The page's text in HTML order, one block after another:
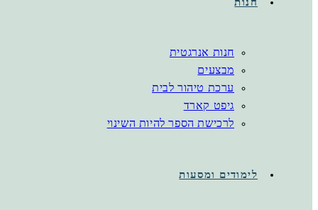
חנות אנרגטית
מבצעים
ערכת טיהור לבית
גיפט קארד
לרכישת הספר להיות השינוי
לימודים ומסעות